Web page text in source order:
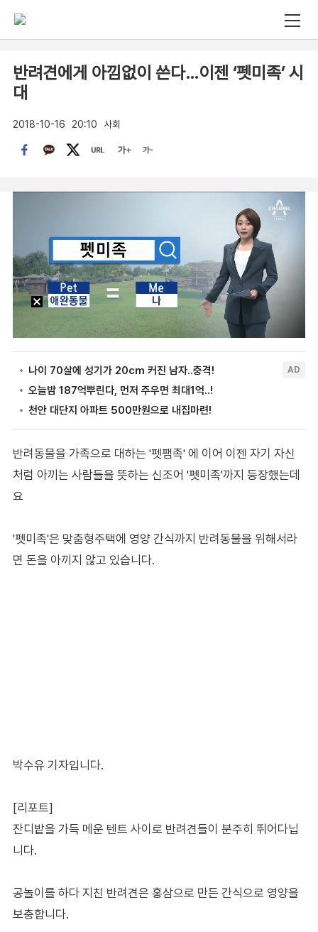
반려견에게 아낌없이 쓴다…이젠 ‘펫미족’ 시
대
2018-10-16 20:10 사회
반려동물을 가족으로 대하는 '펫팸족' 에 이어 이젠 자기 자신
처럼 아끼는 사람들을 뜻하는 신조어 '펫미족'까지 등장했는데
요
'펫미족'은 맞춤형주택에 영양 간식까지 반려동물을 위해서라
면 돈을 아끼지 않고 있습니다.
박수유 기자입니다.
[리포트]
잔디밭을 가득 메운 텐트 사이로 반려견들이 분주히 뛰어다닙
니다.
공놀이를 하다 지친 반려견은 홍삼으로 만든 간식으로 영양을
보충합니다.